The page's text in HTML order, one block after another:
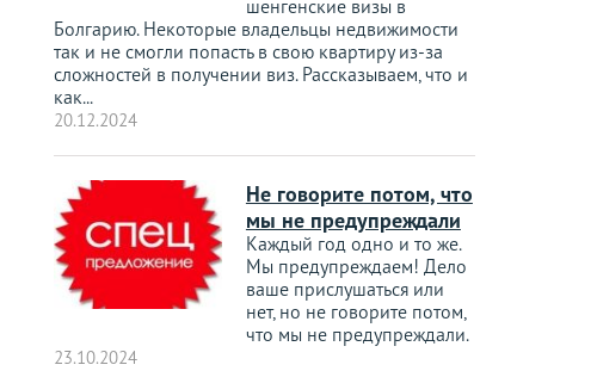
шенгенские визы в
Болгарию. Некоторые владельцы недвижимости
так и не смогли попасть в свою квартиру из-за
сложностей в получении виз. Рассказываем, что и
как...
20.12.2024
Не говорите потом, что
мы не предупреждали
Каждый год одно и то же.
Мы предупреждаем! Дело
ваше прислушаться или
нет, но не говорите потом,
что мы не предупреждали.
23.10.2024